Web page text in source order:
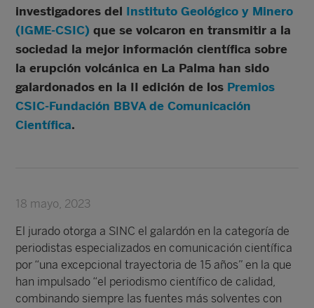
investigadores del Instituto Geológico y Minero
(IGME-CSIC) que se volcaron en transmitir a la
sociedad la mejor información científica sobre
la erupción volcánica en La Palma han sido
galardonados en la II edición de los Premios
CSIC-Fundación BBVA de Comunicación
Científica.
18 mayo, 2023
El jurado otorga a SINC el galardón en la categoría de
periodistas especializados en comunicación científica
por “una excepcional trayectoria de 15 años” en la que
han impulsado “el periodismo científico de calidad,
combinando siempre las fuentes más solventes con